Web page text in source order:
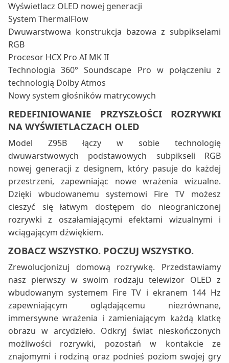
Wyświetlacz OLED nowej generacji
System ThermalFlow
Dwuwarstwowa konstrukcja bazowa z subpikselami
RGB
Procesor HCX Pro AI MK II
Technologia 360° Soundscape Pro w połączeniu z
technologią Dolby Atmos
Nowy system głośników matrycowych
REDEFINIOWANIE PRZYSZŁOŚCI ROZRYWKI
NA WYŚWIETLACZACH OLED
Model Z95B łączy w sobie technologię
dwuwarstwowych podstawowych subpikseli RGB
nowej generacji z designem, który pasuje do każdej
przestrzeni, zapewniając nowe wrażenia wizualne.
Dzięki wbudowanemu systemowi Fire TV możesz
cieszyć się łatwym dostępem do nieograniczonej
rozrywki z oszałamiającymi efektami wizualnymi i
wciągającym dźwiękiem.
ZOBACZ WSZYSTKO. POCZUJ WSZYSTKO.
Zrewolucjonizuj domową rozrywkę. Przedstawiamy
nasz pierwszy w swoim rodzaju telewizor OLED z
wbudowanym systemem Fire TV i ekranem 144 Hz
zapewniającym oglądającemu niezrównane,
immersywne wrażenia i zamieniającym każdą klatkę
obrazu w arcydzieło. Odkryj świat nieskończonych
możliwości rozrywki, pozostań w kontakcie ze
znajomymi i rodziną oraz podnieś poziom swojej gry